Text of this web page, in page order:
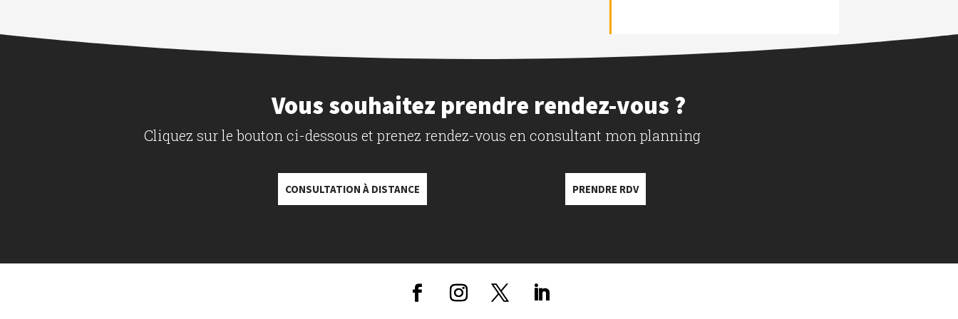
Vous souhaitez prendre rendez-vous ?
Cliquez sur le bouton ci-dessous et prenez rendez-vous en consultant mon planning
CONSULTATION À DISTANCE PRENDRE RDV